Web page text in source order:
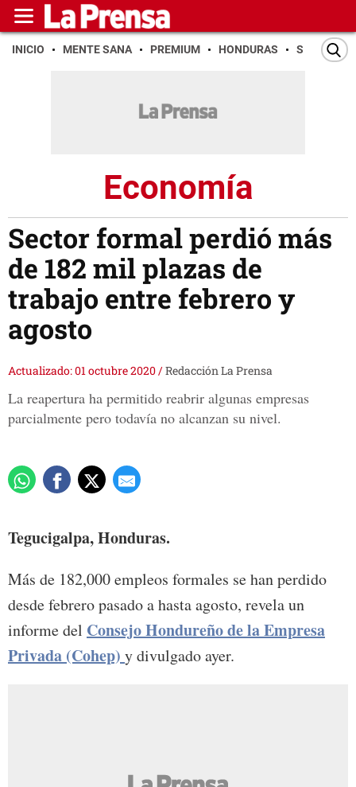
INICIO MENTE SANA PREMIUM HONDURAS SAN PEDRO
Economía
Sector formal perdió más
de 182 mil plazas de
trabajo entre febrero y
agosto
Actualizado: 01 octubre 2020/Redacción La Prensa
La reapertura ha permitido reabrir algunas empresas
parcialmente pero todavía no alcanzan su nivel.
Tegucigalpa, Honduras.
Más de 182,000 empleos formales se han perdido
desde febrero pasado a hasta agosto, revela un
informe del Consejo Hondureño de la Empresa
Privada (Cohep) y divulgado ayer.